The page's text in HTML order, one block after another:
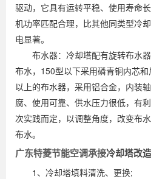
驱动，它具有运转平稳、使用寿命
机功率匹配合理，比其他同类型冷
电显著。
布水器：冷却塔配有旋转布水器
布水，150型以下采用磷青铜内芯
以上的布水器，采用铝合金，内装
腐、使用可靠、供水压力很低，有
次实践而定，以调整角度，改变布
布水。
广东特菱节能空调承接冷却塔改造
1、冷却塔填料清洗、更换;